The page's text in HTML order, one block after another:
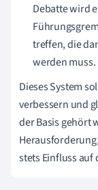
Debatte wird
treffen, die
werden muss.
Dieses System
verbessern und
der Basis gehört
stets Einfluss auf